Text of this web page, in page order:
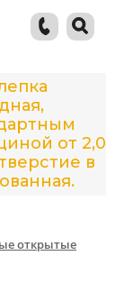
от 2,0
в
открытые